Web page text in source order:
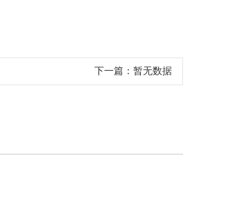
下一篇： 暂无数据